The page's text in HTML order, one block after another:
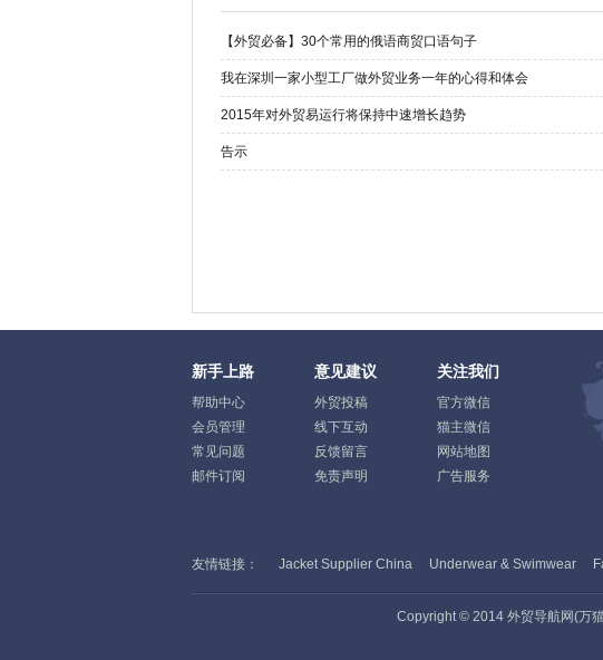
【外贸必备】30个常用的俄语商贸口语句子
我在深圳一家小型工厂做外贸业务一年的心得和体会
2015年对外贸易运行将保持中速增长趋势
告示
新手上路
帮助中心
会员管理
常见问题
邮件订阅
意见建议
外贸投稿
线下互动
反馈留言
免责声明
关注我们
官方微信
猫主微信
网站地图
广告服务
友情链接： Jacket Supplier China Underwear & Swimwear
Copyright © 2014 外贸导航网(万